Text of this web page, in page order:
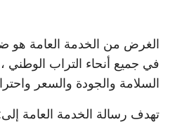
الغرض من الخدمة العامة هو
في جميع أنحاء التراب
السلامة والجودة والسعر
تهدف رسالة الخدمة العامة